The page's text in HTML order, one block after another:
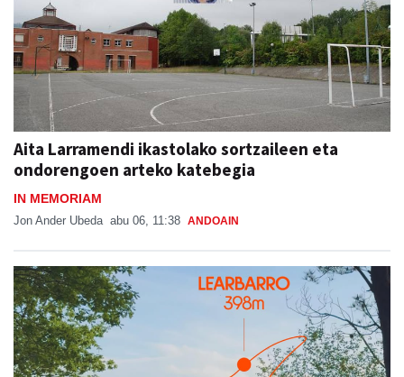
Aita Larramendi ikastolako sortzaileen eta
ondorengoen arteko katebegia
IN MEMORIAM
Jon Ander Ubeda abu 06, 11:38 ANDOAIN